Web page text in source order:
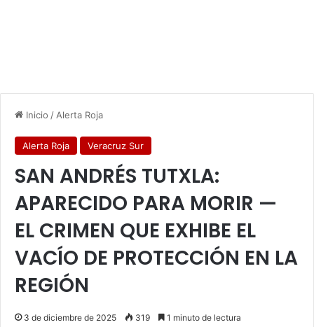
Inicio / Alerta Roja
Alerta Roja Veracruz Sur
SAN ANDRÉS TUTXLA:
APARECIDO PARA MORIR —
EL CRIMEN QUE EXHIBE EL
VACÍO DE PROTECCIÓN EN LA
REGIÓN
3 de diciembre de 2025 319 1 minuto de lectura